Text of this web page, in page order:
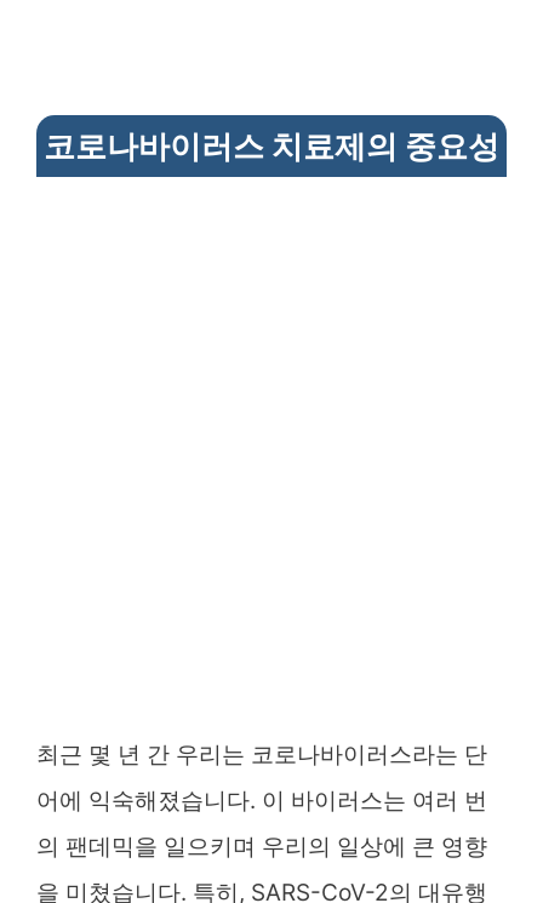
코로나바이러스 치료제의 중요성
최근 몇 년 간 우리는 코로나바이러스라는 단
어에 익숙해졌습니다. 이 바이러스는 여러 번
의 팬데믹을 일으키며 우리의 일상에 큰 영향
을 미쳤습니다. 특히, SARS-CoV-2의 대유행